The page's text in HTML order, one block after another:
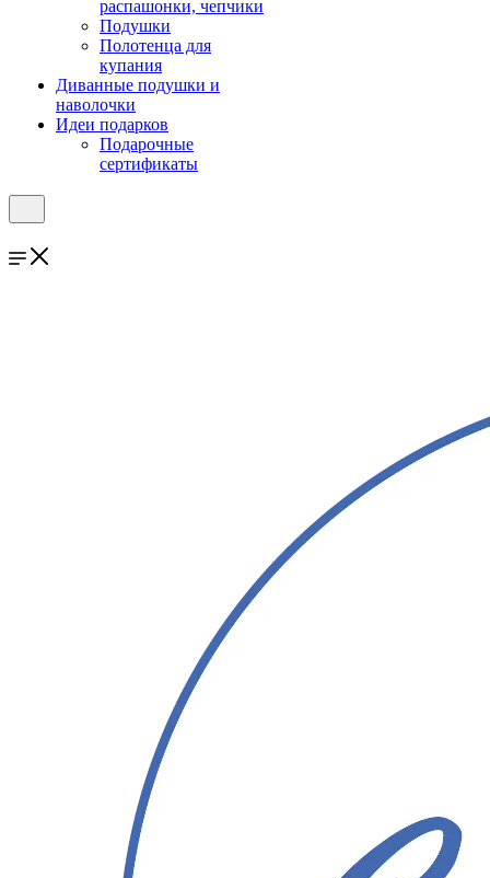
распашонки, чепчики
Подушки
Полотенца для
купания
Диванные подушки и
наволочки
Идеи подарков
Подарочные
сертификаты